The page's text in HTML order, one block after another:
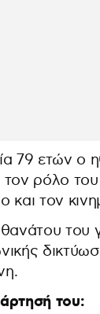
79 ετών ο
τον ρόλο
και τον
του
του: